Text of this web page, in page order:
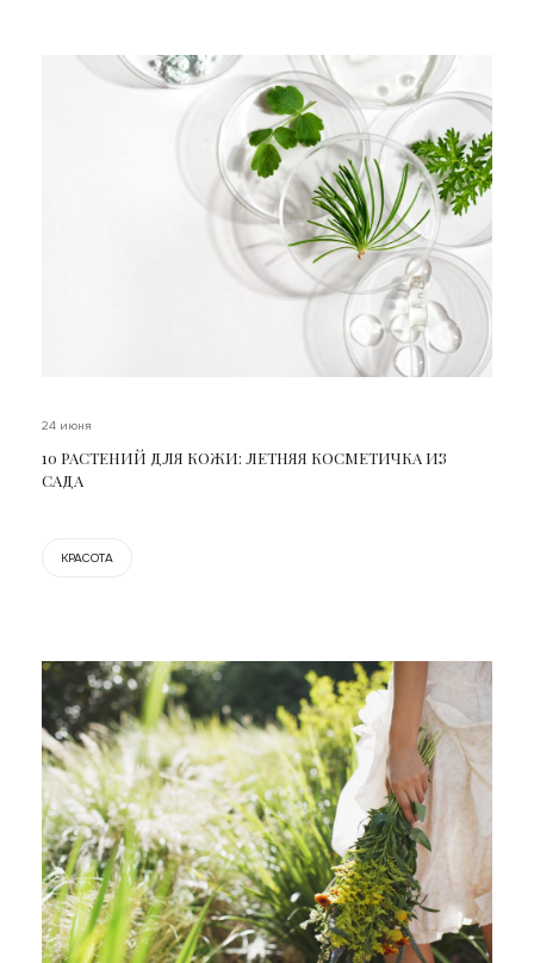
24 июня
10 РАСТЕНИЙ ДЛЯ КОЖИ: ЛЕТНЯЯ КОСМЕТИЧКА ИЗ
САДА
КРАСОТА